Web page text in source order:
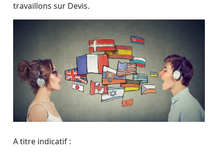
travaillons sur Devis.
A titre indicatif :